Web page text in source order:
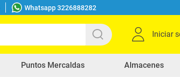
Whatsapp 3226888282
Iniciar
Puntos Mercaldas Almacenes